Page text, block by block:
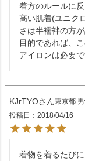
着方のルールに
高い肌着(ユニク
さは半襦袢の方
目的であれば、
アイロンは必要
KJrTYO 東京都
投稿日
2018/04/16
着物を着るたび